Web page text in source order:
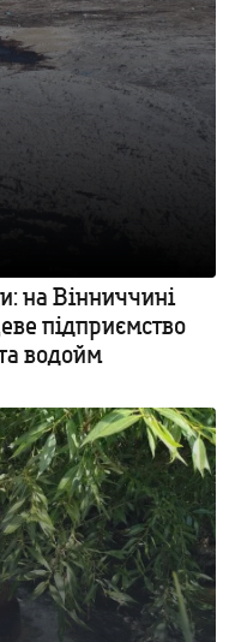
на Вінниччині
підприємство
водойм